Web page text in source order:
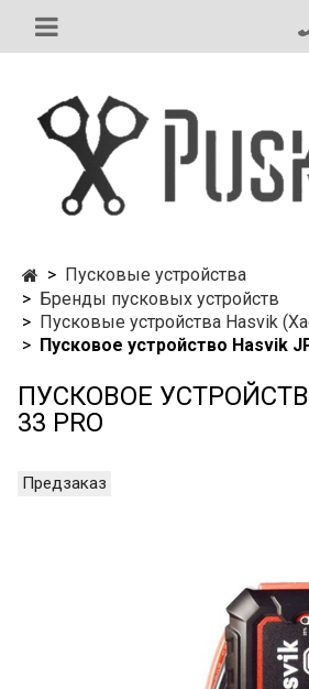
Пусковые устройства
Бренды пусковых устройств
Пусковые устройства Hasvik
Пусковое устройство Hasvik
ПУСКОВОЕ
33 PRO
Предзаказ